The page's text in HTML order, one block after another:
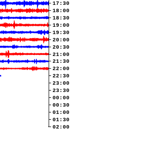
17:30
18:00
18:30
19:00
19:30
20:00
20:30
21:00
21:30
22:00
22:30
23:00
23:30
00:00
00:30
01:00
01:30
02:00